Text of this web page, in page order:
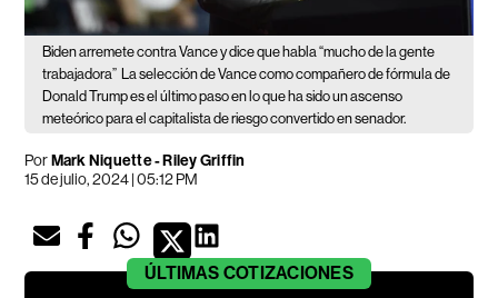
Biden arremete contra Vance y dice que habla “mucho de la gente
trabajadora” La selección de Vance como compañero de fórmula de
Donald Trump es el último paso en lo que ha sido un ascenso
meteórico para el capitalista de riesgo convertido en senador.
PorMark Niquette - Riley Griffin
15 de julio, 2024 | 05:12 PM
ÚLTIMAS COTIZACIONES